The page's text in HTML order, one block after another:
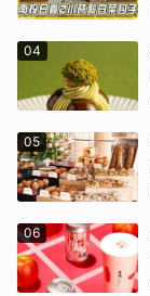
04
05
06